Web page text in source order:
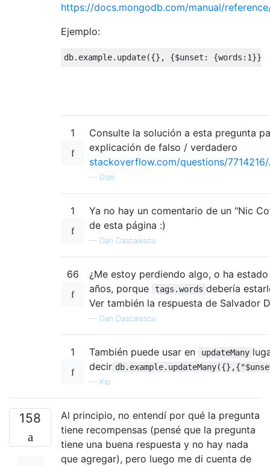
https://docs.mongodb.com/manual/
Ejemplo:
db. example. update({}, {$unset : {words : 1}}
1
Consulte la solución a esta pregunta
explicación de falso / verdadero
stackoverflow.com/questions/
— Dsel
1
Ya no hay un comentario de un "Nic
de esta página :)
— Dan Dascalescu
66
¿Me estoy perdiendo algo, o ha
años, porque
tags.words debería
Ver también la respuesta de Salvador
— Dan Dascalescu
1 También puede usar en updateMany
decir
— Kip
158
Al principio, no entendí por qué la pregunta
tiene recompensas (pensé que la pregunta
tiene una buena respuesta y no hay nada
que agregar), pero luego me di cuenta de